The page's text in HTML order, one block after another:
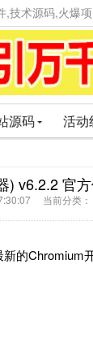
术源码,火爆
源码 活动
) v6.2.2 官
当前分类：
的Chromium